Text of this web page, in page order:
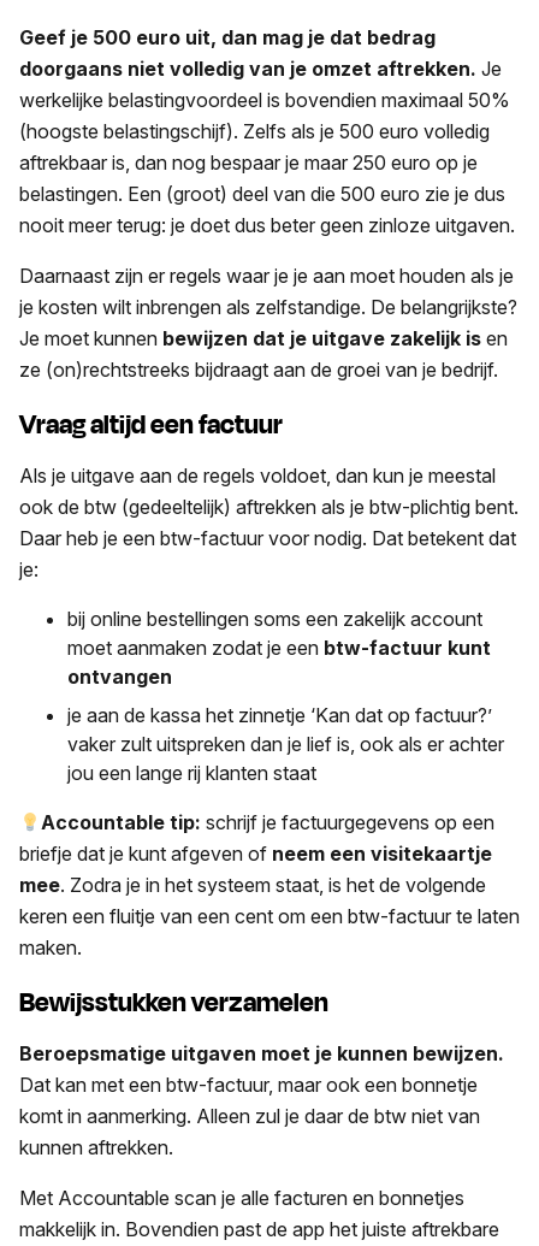
Geef je 500 euro uit, dan mag je dat bedrag
doorgaans niet volledig van je omzet aftrekken. Je
werkelijke belastingvoordeel is bovendien maximaal 50%
(hoogste belastingschijf). Zelfs als je 500 euro volledig
aftrekbaar is, dan nog bespaar je maar 250 euro op je
belastingen. Een (groot) deel van die 500 euro zie je dus
nooit meer terug: je doet dus beter geen zinloze uitgaven.
Daarnaast zijn er regels waar je je aan moet houden als je
je kosten wilt inbrengen als zelfstandige. De belangrijkste?
Je moet kunnen bewijzen dat je uitgave zakelijk is en
ze (on)rechtstreeks bijdraagt aan de groei van je bedrijf.
Vraag altijd een factuur
Als je uitgave aan de regels voldoet, dan kun je meestal
ook de btw (gedeeltelijk) aftrekken als je btw-plichtig bent.
Daar heb je een btw-factuur voor nodig. Dat betekent dat
je:
bij online bestellingen soms een zakelijk account
moet aanmaken zodat je een btw-factuur kunt
ontvangen
je aan de kassa het zinnetje ‘Kan dat op factuur?’
vaker zult uitspreken dan je lief is, ook als er achter
jou een lange rij klanten staat
Accountable tip:schrijf je factuurgegevens op een
briefje dat je kunt afgeven of neem een visitekaartje
mee. Zodra je in het systeem staat, is het de volgende
keren een fluitje van een cent om een btw-factuur te laten
maken.
Bewijsstukken verzamelen
Beroepsmatige uitgaven moet je kunnen bewijzen.
Dat kan met een btw-factuur, maar ook een bonnetje
komt in aanmerking. Alleen zul je daar de btw niet van
kunnen aftrekken.
Met Accountable scan je alle facturen en bonnetjes
makkelijk in. Bovendien past de app het juiste aftrekbare